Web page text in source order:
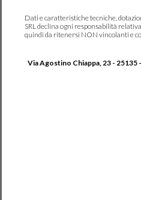
Dati e caratteristiche tecniche,
SRL declina ogni responsabilità
quindi da ritenersi NON vincolanti e
Via Agostino Chiappa, 23 - 25135